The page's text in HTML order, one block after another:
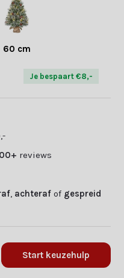
60 cm
Je bespaart €8,-
reviews
achteraf of gespreid
Start keuzehulp